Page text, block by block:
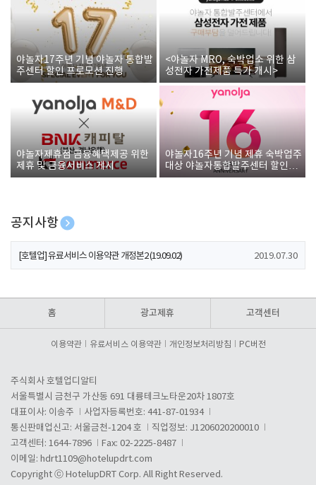
야놀자17주년 기념 야놀자 통합발
주센터 할인 프로모션 진행
<야놀자 MRO, 숙박업소 위한 삼
성전자 가전제품 특가 개시>
야놀자제휴점 금융혜택제공 위한
제휴 및 금융서비스 게시
야놀자16주년 기념 제휴 숙박업주
대상 야놀자통합발주센터 할인쿠
폰 증정
공지사항
[호텔업] 개인정보 처리방침 개정본1 (19.09.02)
[호텔업] 유료서비스 이용약관 개정본2 (19.09.02) 2019.07.30
홈 광고제휴 고객센터
이용약관 유료서비스 이용약관 개인정보처리방침 PC버전
주식회사 호텔업디알티
서울특별시 금천구 가산동 691 대륭테크노타운20차 1807호
대표이사: 이송주
사업자등록번호: 441-87-01934
통신판매업신고: 서울금천-1204 호
직업정보: J1206020200010
고객센터: 1644-7896
Fax: 02-2225-8487
이메일: hdrt1109@hotelupdrt.com
Copyright ⓒ HotelupDRT Corp. All Right Reserved.